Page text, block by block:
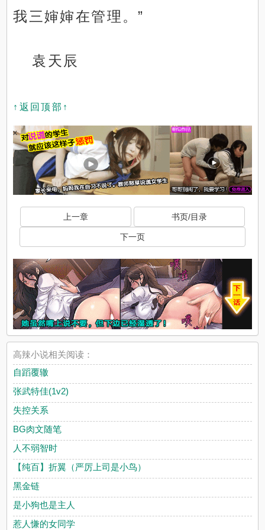
我三婶婶在管理。”
袁天辰
↑返回顶部↑
x
上一章 书页/目录
下一页
x
高辣小说相关阅读：
自蹈覆辙
张武特佳(1v2)
失控关系
BG肉文随笔
人不弱智时
【纯百】折翼（严厉上司是小鸟）
黑金链
是小狗也是主人
惹人慊的女同学